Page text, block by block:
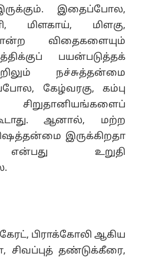
இதைப்போல,
மிளகாய், மிளகு,
விதைகளையும்
பயன்படுத்தக்
நச்சுத்தன்மை
கேழ்வரகு, கம்பு
ஆனால், மற்ற
இருக்கிறதா
உறுதி
பிராக்கோலி ஆகிய
சிவப்புத் தண்டுக்கீரை,